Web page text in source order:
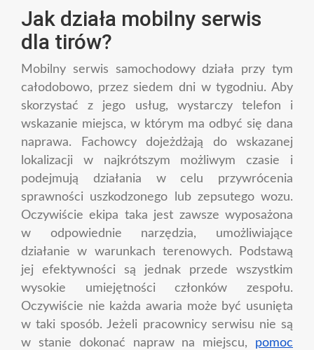
Jak działa mobilny serwis
dla tirów?
Mobilny serwis samochodowy działa przy tym
całodobowo, przez siedem dni w tygodniu. Aby
skorzystać z jego usług, wystarczy telefon i
wskazanie miejsca, w którym ma odbyć się dana
naprawa. Fachowcy dojeżdżają do wskazanej
lokalizacji w najkrótszym możliwym czasie i
podejmują działania w celu przywrócenia
sprawności uszkodzonego lub zepsutego wozu.
Oczywiście ekipa taka jest zawsze wyposażona
w odpowiednie narzędzia, umożliwiające
działanie w warunkach terenowych. Podstawą
jej efektywności są jednak przede wszystkim
wysokie umiejętności członków zespołu.
Oczywiście nie każda awaria może być usunięta
w taki sposób. Jeżeli pracownicy serwisu nie są
w stanie dokonać napraw na miejscu, pomoc